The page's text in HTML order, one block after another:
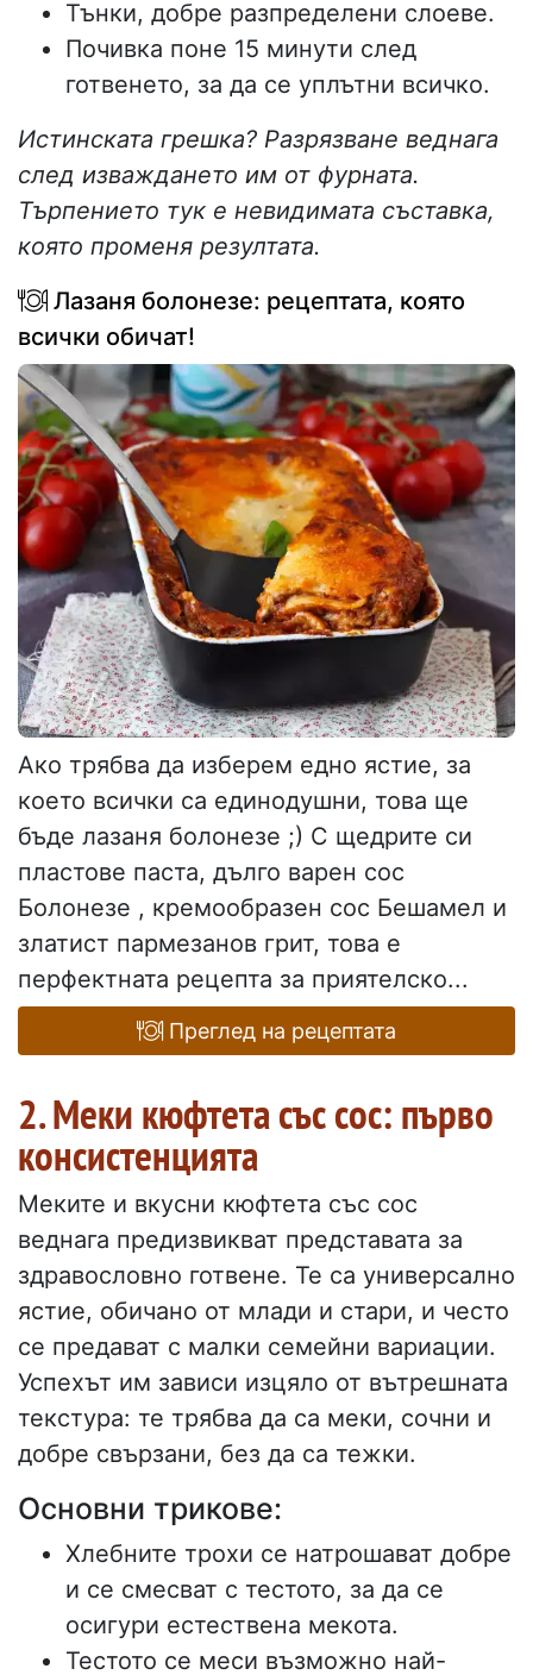
Тънки, добре разпределени слоеве.
Почивка поне 15 минути след
готвенето, за да се уплътни всичко.
Истинската грешка? Разрязване веднага
след изваждането им от фурната.
Търпението тук е невидимата съставка,
която променя резултата.
Лазаня болонезе: рецептата, която
всички обичат!
Ако трябва да изберем едно ястие, за
което всички са единодушни, това ще
бъде лазаня болонезе ;) С щедрите си
пластове паста, дълго варен сос
Болонезе , кремообразен сос Бешамел и
златист пармезанов грит, това е
перфектната рецепта за приятелско...
Преглед на рецептата
2. Меки кюфтета със сос: първо
консистенцията
Меките и вкусни кюфтета със сос
веднага предизвикват представата за
здравословно готвене. Те са универсално
ястие, обичано от млади и стари, и често
се предават с малки семейни вариации.
Успехът им зависи изцяло от вътрешната
текстура: те трябва да са меки, сочни и
добре свързани, без да са тежки.
Основни трикове:
Хлебните трохи се натрошават добре
и се смесват с тестото, за да се
осигури естествена мекота.
Тестото се меси възможно най-